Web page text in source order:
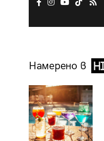
Намерено в